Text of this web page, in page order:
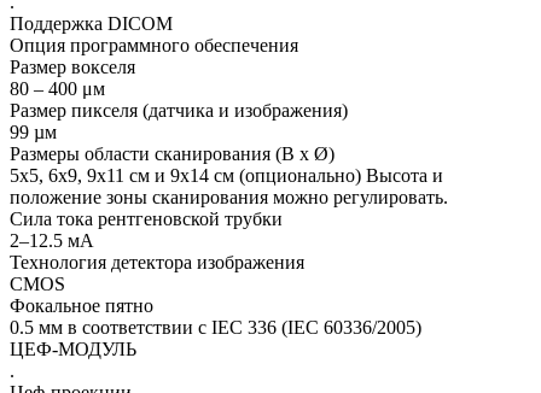
Поддержка DICOM
Опция программного обеспечения
Размер вокселя
80 – 400 μм
Размер пикселя (датчика и изображения)
99 µм
Размеры области сканирования (В x Ø)
5x5, 6x9, 9x11 см и 9x14 см (опционально) Высота и
положение зоны сканирования можно регулировать.
Сила тока рентгеновской трубки
2–12.5 мА
Технология детектора изображения
CMOS
Фокальное пятно
0.5 мм в соответствии с IEC 336 (IEC 60336/2005)
ЦЕФ-МОДУЛЬ
.